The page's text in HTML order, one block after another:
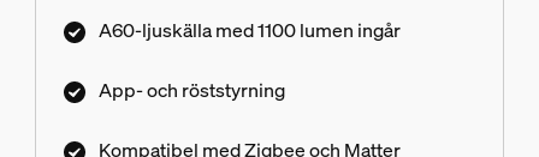
Bridge eller Hue Bridge Pro.
Bridge gör att inte obehöriga får åtkomst till ditt
A60-ljuskälla med 1100 lumen ingår
App- och röststyrning
Kompatibel med Zigbee och Matter